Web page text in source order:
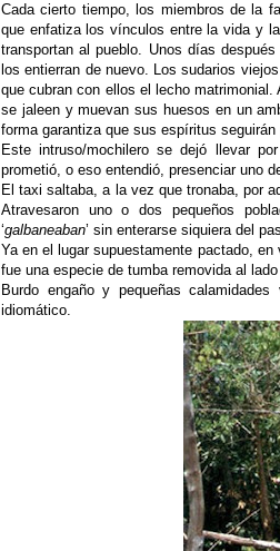
Cada cierto tiempo, los miembros de la
que enfatiza los vínculos entre la vida y
transportan al pueblo. Unos días
los entierran de nuevo. Los sudarios
que cubran con ellos el lecho
se jaleen y muevan sus huesos en un
forma garantiza que sus espíritus
Este intruso/mochilero se dejó llevar
prometió, o eso entendió, presenciar uno
El taxi saltaba, a la vez que tronaba, por
Atravesaron uno o dos pequeños
‘galbaneaban’ sin enterarse siquiera del
Ya en el lugar supuestamente pactado,
fue una especie de tumba removida al
Burdo engaño y pequeñas
idiomático.